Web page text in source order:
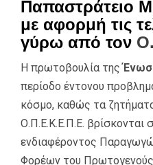
Παπαστράτειο
με αφορμή τις
γύρω από τον
Η πρωτοβουλία της
περίοδο έντονου
κόσμο, καθώς τα
Ο.Π.Ε.Κ.Ε.Π.Ε. βρίσκονται
ενδιαφέροντος
Φορέων του